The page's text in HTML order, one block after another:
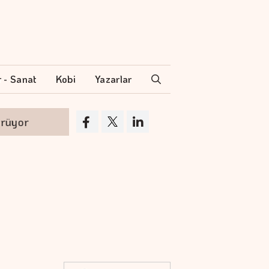
- Sanat Kobi Yazarlar
Orta Doğu'da anlaşmanın gecikmesi
Barışın Ekonomik